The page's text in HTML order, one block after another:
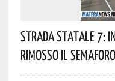
Strada Statale 7:
Rimosso Il